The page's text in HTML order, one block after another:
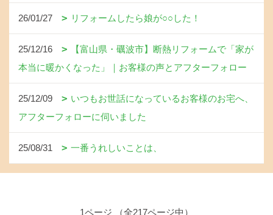
26/01/27 リフォームしたら娘が○○した！
25/12/16
【富山県・礪波市】断熱リフォームで「家が
本当に暖かくなった」｜お客様の声とアフターフォロー
25/12/09
いつもお世話になっているお客様のお宅へ、
アフターフォローに伺いました
25/08/31 一番うれしいことは、
1ページ （全217ページ中）